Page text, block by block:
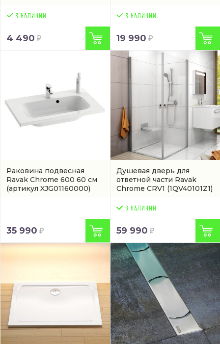
4 490 19 990
Раковина подвесная
Ravak Chrome 600 60 см
(артикул XJG01160000)
35 990
Душевая дверь для
ответной части Ravak
Chrome CRV1 (1QV40101Z1)
59 990